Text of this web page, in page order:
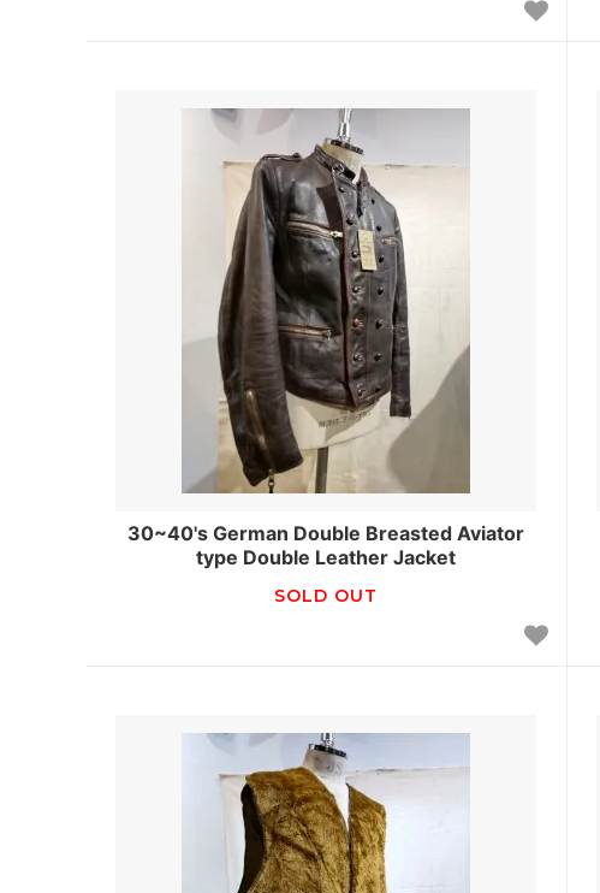
30~40's German Double Breasted Aviator
type Double Leather Jacket
SOLD OUT